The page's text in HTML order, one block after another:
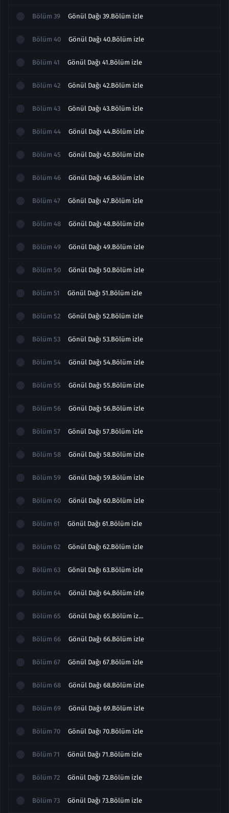
Bölüm 39 Gönül Dağı 39.Bölüm izle
Bölüm 40 Gönül Dağı 40.Bölüm izle
Bölüm 41 Gönül Dağı 41.Bölüm izle
Bölüm 42 Gönül Dağı 42.Bölüm izle
Bölüm 43 Gönül Dağı 43.Bölüm izle
Bölüm 44 Gönül Dağı 44.Bölüm izle
Bölüm 45 Gönül Dağı 45.Bölüm izle
Bölüm 46 Gönül Dağı 46.Bölüm izle
Bölüm 47 Gönül Dağı 47.Bölüm izle
Bölüm 48 Gönül Dağı 48.Bölüm izle
Bölüm 49 Gönül Dağı 49.Bölüm izle
Bölüm 50 Gönül Dağı 50.Bölüm izle
Bölüm 51 Gönül Dağı 51.Bölüm izle
Bölüm 52 Gönül Dağı 52.Bölüm izle
Bölüm 53 Gönül Dağı 53.Bölüm izle
Bölüm 54 Gönül Dağı 54.Bölüm izle
Bölüm 55 Gönül Dağı 55.Bölüm izle
Bölüm 56 Gönül Dağı 56.Bölüm izle
Bölüm 57 Gönül Dağı 57.Bölüm izle
Bölüm 58 Gönül Dağı 58.Bölüm izle
Bölüm 59 Gönül Dağı 59.Bölüm izle
Bölüm 60 Gönül Dağı 60.Bölüm izle
Bölüm 61 Gönül Dağı 61.Bölüm izle
Bölüm 62 Gönül Dağı 62.Bölüm izle
Bölüm 63 Gönül Dağı 63.Bölüm izle
Bölüm 64 Gönül Dağı 64.Bölüm izle
Bölüm 65 Gönül Dağı 65.Bölüm izle Sezon Finali
Bölüm 66 Gönül Dağı 66.Bölüm izle
Bölüm 67 Gönül Dağı 67.Bölüm izle
Bölüm 68 Gönül Dağı 68.Bölüm izle
Bölüm 69 Gönül Dağı 69.Bölüm izle
Bölüm 70 Gönül Dağı 70.Bölüm izle
Bölüm 71 Gönül Dağı 71.Bölüm izle
Bölüm 72 Gönül Dağı 72.Bölüm izle
Bölüm 73 Gönül Dağı 73.Bölüm izle